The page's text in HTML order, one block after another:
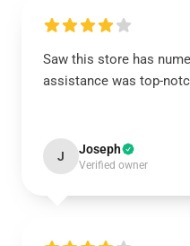
Saw this store has
assistance was top-
J Joseph
Verified owner